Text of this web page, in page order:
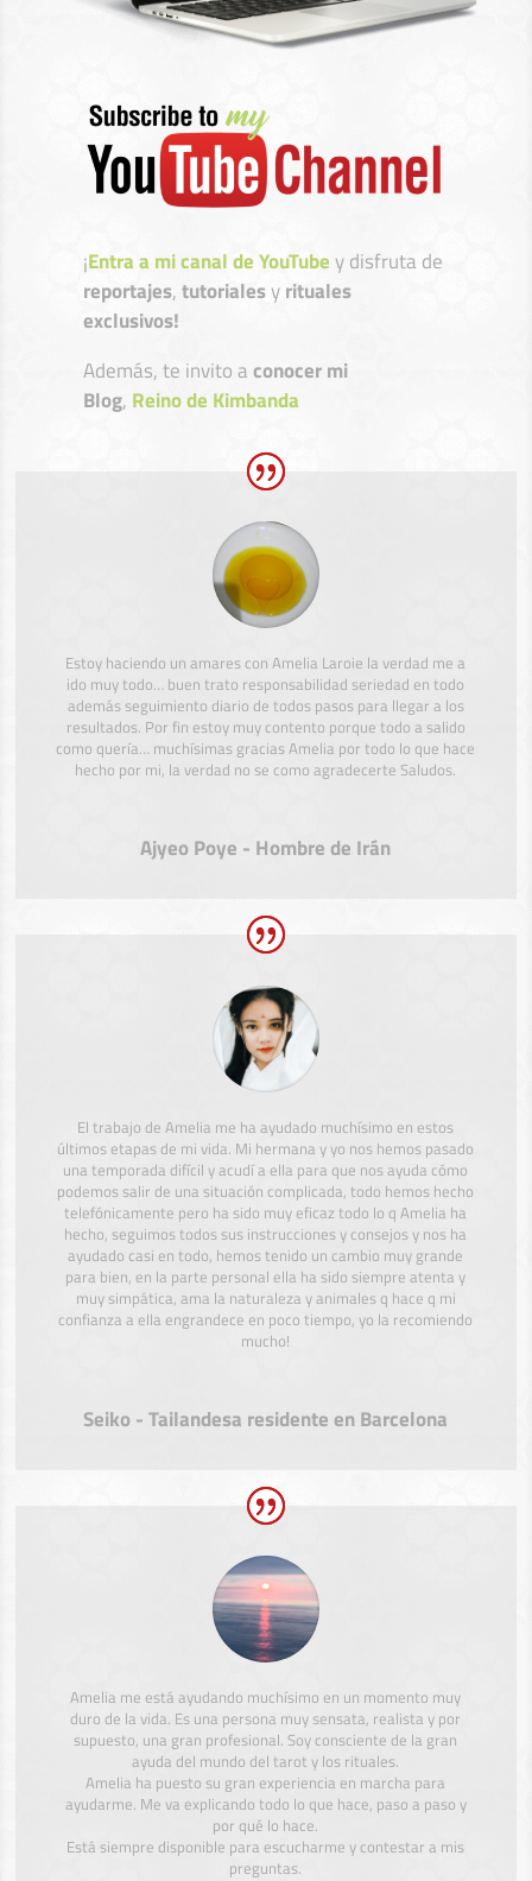
¡Entra a mi canal de YouTubey disfruta de
reportajes,tutorialesyrituales
exclusivos!
Además, te invito aconocer mi
Blog, Reino de Kimbanda
Estoy haciendo un amares con Amelia Laroie la verdad me a
ido muy todo… buen trato responsabilidad seriedad en todo
además seguimiento diario de todos pasos para llegar a los
resultados. Por fin estoy muy contento porque todo a salido
como quería… muchísimas gracias Amelia por todo lo que hace
hecho por mi, la verdad no se como agradecerte Saludos.
Ajyeo Poye - Hombre de Irán
El trabajo de Amelia me ha ayudado muchísimo en estos
últimos etapas de mi vida. Mi hermana y yo nos hemos pasado
una temporada difícil y acudí a ella para que nos ayuda cómo
podemos salir de una situación complicada, todo hemos hecho
telefónicamente pero ha sido muy eficaz todo lo q Amelia ha
hecho, seguimos todos sus instrucciones y consejos y nos ha
ayudado casi en todo, hemos tenido un cambio muy grande
para bien, en la parte personal ella ha sido siempre atenta y
muy simpática, ama la naturaleza y animales q hace q mi
confianza a ella engrandece en poco tiempo, yo la recomiendo
mucho!
Seiko - Tailandesa residente en Barcelona
Amelia me está ayudando muchísimo en un momento muy
duro de la vida. Es una persona muy sensata, realista y por
supuesto, una gran profesional. Soy consciente de la gran
ayuda del mundo del tarot y los rituales.
Amelia ha puesto su gran experiencia en marcha para
ayudarme. Me va explicando todo lo que hace, paso a paso y
por qué lo hace.
Está siempre disponible para escucharme y contestar a mis
preguntas.